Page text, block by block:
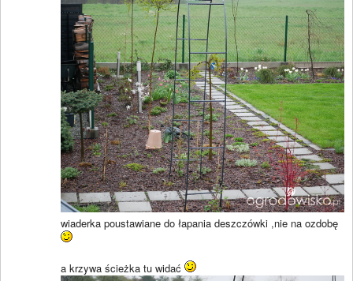
wiaderka poustawiane do łapania deszczówki ,nie na ozdobę
a krzywa ścieżka tu widać